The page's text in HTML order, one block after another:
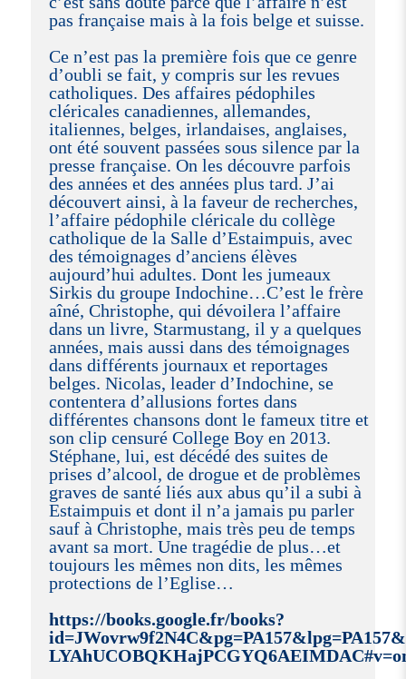
pas française mais à la fois belge et suisse.
Ce n’est pas la première fois que ce genre
d’oubli se fait, y compris sur les revues
catholiques. Des affaires pédophiles
cléricales canadiennes, allemandes,
italiennes, belges, irlandaises, anglaises,
ont été souvent passées sous silence par la
presse française. On les découvre parfois
des années et des années plus tard. J’ai
découvert ainsi, à la faveur de recherches,
l’affaire pédophile cléricale du collège
catholique de la Salle d’Estaimpuis, avec
des témoignages d’anciens élèves
aujourd’hui adultes. Dont les jumeaux
Sirkis du groupe Indochine…C’est le frère
aîné, Christophe, qui dévoilera l’affaire
dans un livre, Starmustang, il y a quelques
années, mais aussi dans des témoignages
dans différents journaux et reportages
belges. Nicolas, leader d’Indochine, se
contentera d’allusions fortes dans
différentes chansons dont le fameux titre et
son clip censuré College Boy en 2013.
Stéphane, lui, est décédé des suites de
prises d’alcool, de drogue et de problèmes
graves de santé liés aux abus qu’il a subi à
Estaimpuis et dont il n’a jamais pu parler
sauf à Christophe, mais très peu de temps
avant sa mort. Une tragédie de plus…et
toujours les mêmes non dits, les mêmes
protections de l’Eglise…
https://books.google.fr/books?